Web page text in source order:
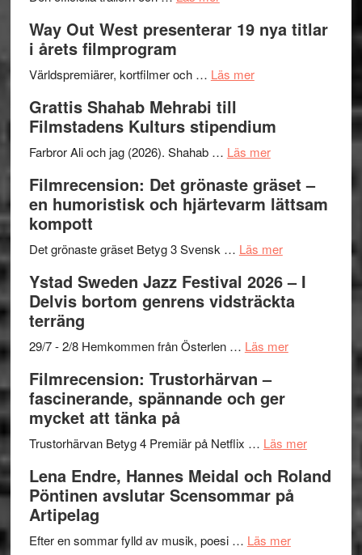
kväll
II
trailern
The
Files:
I
Want
Believe
–
Frankenshtey
med
Fox
och
Scully
Way Out West presenterar 19 nya titlar
i årets filmprogram
Världspremiärer, kortfilmer och … Läs merom
West
presenterar
nya
titlar
årets
Grattis Shahab Mehrabi till
Filmstadens Kulturs stipendium
Farbror Ali och jag (2026). Shahab … Läs merom
Shahab
Mehrabi
Filmstadens
stipendium
Filmrecension: Det grönaste gräset –
en humoristisk och hjärtevarm lättsam
kompott
Det grönaste gräset Betyg 3 Svensk … Läs merom
Det
grönaste
–
och
lättsam
Ystad Sweden Jazz Festival 2026 – I
Delvis bortom genrens vidsträckta
terräng
29/7 - 2/8 Hemkommen från Österlen … Läs merom
2026
I
Delvis
genrens
Filmrecension: Trustorhärvan –
fascinerande, spännande och ger
mycket att tänka på
Trustorhärvan Betyg 4 Premiär på Netflix … Läs merom
Lena Endre, Hannes Meidal och Roland
Pöntinen avslutar Scensommar på
Artipelag
Efter en sommar fylld av musik, poesi … Läs merom